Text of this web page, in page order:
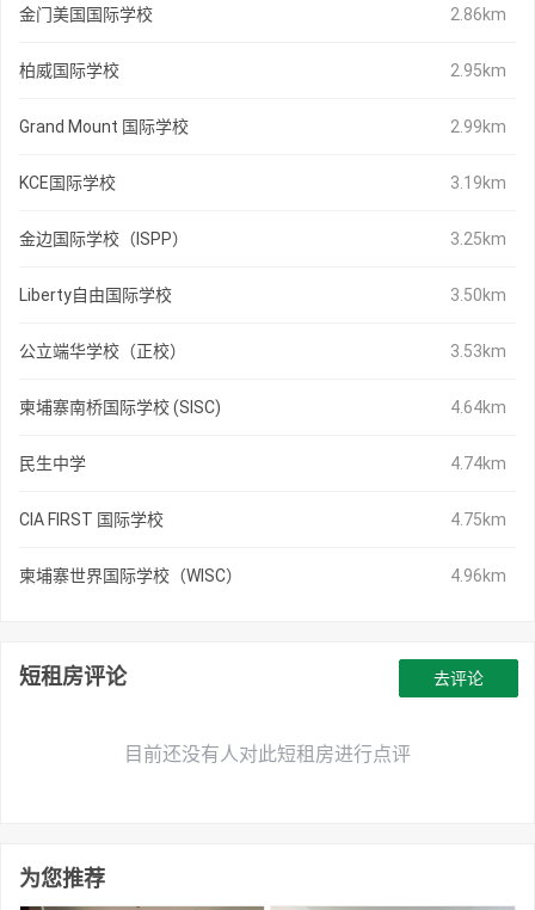
金门美国国际学校 2.86km
柏威国际学校 2.95km
Grand Mount 国际学校 2.99km
KCE国际学校 3.19km
金边国际学校（ISPP） 3.25km
Liberty自由国际学校 3.50km
公立端华学校（正校） 3.53km
柬埔寨南桥国际学校 (SISC) 4.64km
民生中学 4.74km
CIA FIRST 国际学校 4.75km
柬埔寨世界国际学校（WISC） 4.96km
短租房评论
目前还没有人对此短租房进行点评
去评论
为您推荐